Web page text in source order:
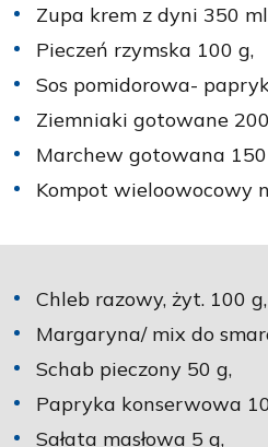
Zupa krem z dyni 350
Pieczeń rzymska 100 g,
Sos pomidorowa-
Ziemniaki gotowane
Marchew gotowana
Kompot wieloowocowy
Chleb razowy, żyt. 100 g,
Margaryna/ mix do
Schab pieczony 50 g,
Papryka konserwowa
Sałata masłowa 5 g,